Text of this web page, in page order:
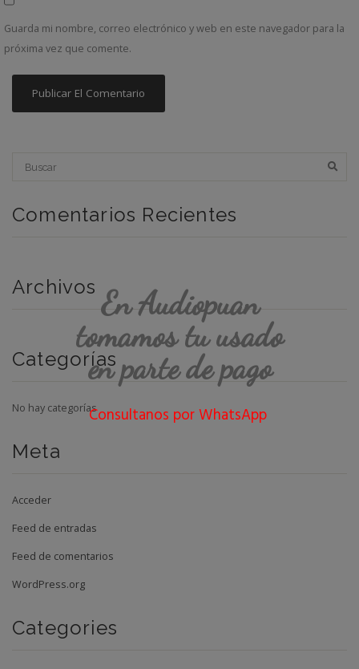
Guarda mi nombre, correo electrónico y web en este navegador para la
próxima vez que comente.
Comentarios Recientes
Archivos
Categorías
No hay categorías
Meta
Acceder
Feed de entradas
Feed de comentarios
WordPress.org
Categories
En Audiopuan
tomamos tu usado
en parte de pago
Consultanos por WhatsApp